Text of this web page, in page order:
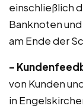
einschließlich
Banknoten
am Ende der
–
von Kunden
in